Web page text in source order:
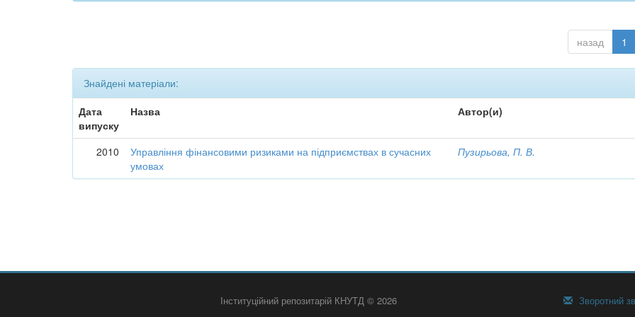
назад 1
Знайдені матеріали:
Дата
випуску
Назва Автор(и)
2010
Управління фінансовими ризиками на підприємствах в сучасних
умовах
Пузирьова, П. В.
Інституційний репозитарій КНУТД © 2026 Зворотний